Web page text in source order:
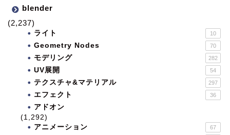
blender
(2,237)
ライト 10
Geometry Nodes 70
モデリング 282
UV展開 54
テクスチャ&マテリアル 297
エフェクト 36
アドオン
(1,292)
アニメーション
67